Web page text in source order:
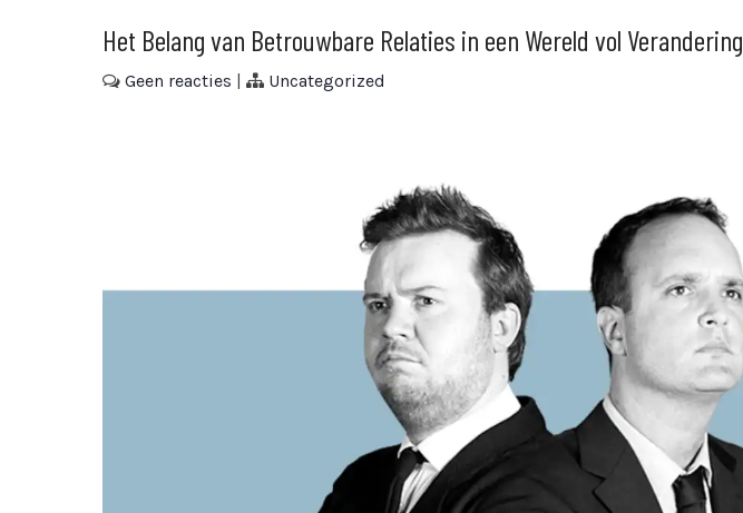
Het Belang van Betrouwbare Relaties in een Wereld vol Verandering
Geen reacties | Uncategorized